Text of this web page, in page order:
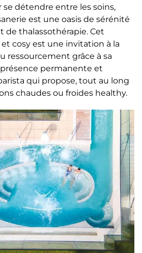
se détendre entre les soins,
est une oasis de sérénité
de thalassothérapie. Cet
cosy est une invitation à la
ressourcement grâce à sa
permanente et
qui propose, tout au long
chaudes ou froides healthy.